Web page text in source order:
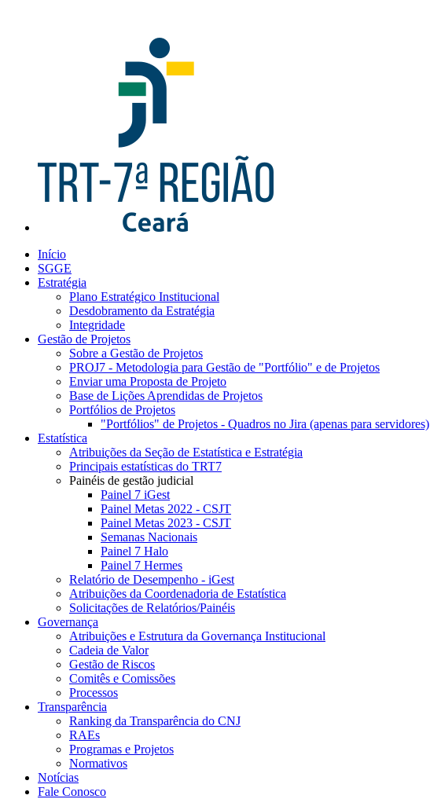
Início
SGGE
Estratégia
Plano Estratégico Institucional
Desdobramento da Estratégia
Integridade
Gestão de Projetos
Sobre a Gestão de Projetos
PROJ7 - Metodologia para Gestão de "Portfólio" e de Projetos
Enviar uma Proposta de Projeto
Base de Lições Aprendidas de Projetos
Portfólios de Projetos
"Portfólios" de Projetos - Quadros no Jira (apenas para servidores)
Estatística
Atribuições da Seção de Estatística e Estratégia
Principais estatísticas do TRT7
Painéis de gestão judicial
Painel 7 iGest
Painel Metas 2022 - CSJT
Painel Metas 2023 - CSJT
Semanas Nacionais
Painel 7 Halo
Painel 7 Hermes
Relatório de Desempenho - iGest
Atribuições da Coordenadoria de Estatística
Solicitações de Relatórios/Painéis
Governança
Atribuições e Estrutura da Governança Institucional
Cadeia de Valor
Gestão de Riscos
Comitês e Comissões
Processos
Transparência
Ranking da Transparência do CNJ
RAEs
Programas e Projetos
Normativos
Notícias
Fale Conosco